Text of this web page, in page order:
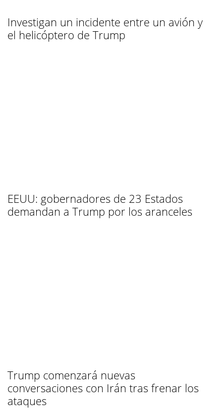
Investigan un incidente entre un avión y
el helicóptero de Trump
EEUU: gobernadores de 23 Estados
demandan a Trump por los aranceles
Trump comenzará nuevas
conversaciones con Irán tras frenar los
ataques